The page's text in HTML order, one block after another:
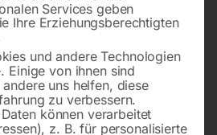
Services geben
Ihre Erziehungsberechtigten
und andere Technologien
Einige von ihnen sind
uns helfen, diese
zu verbessern.
können verarbeitet
z. B. für personalisierte